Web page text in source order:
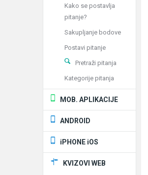
Kako se postavlja
pitanje?
Sakupljanje bodove
Postavi pitanje
Pretraži pitanja
Kategorije pitanja
MOB. APLIKACIJE
ANDROID
iPHONE iOS
KVIZOVI WEB